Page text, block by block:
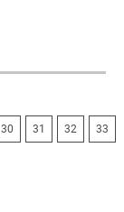
30 31 32 33